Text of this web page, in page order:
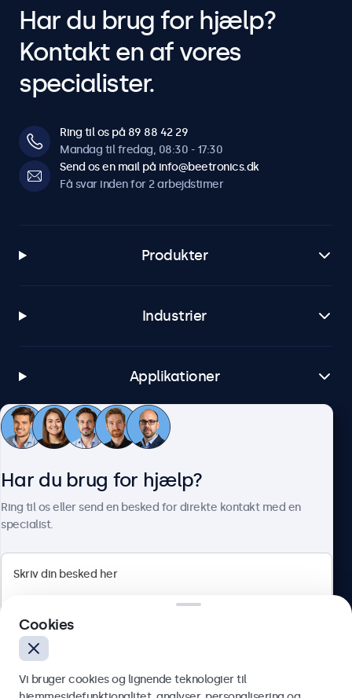
Har du brug for hjælp?
Kontakt en af vores
specialister.
Ring til os på 89 88 42 29
Mandag til fredag, 08:30 - 17:30
Send os en mail på info@beetronics.dk
Få svar inden for 2 arbejdstimer
Produkter
Industrier
Applikationer
Kundeservice
Herstedøstervej 27-29, unit A, 2620 Albertslund, Danmark
Dansk
Har du brug for hjælp?
Ring til os eller send en besked for direkte kontakt med en
specialist.
Cookies
Vi bruger cookies og lignende teknologier til